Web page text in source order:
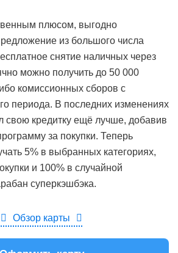
плюсом, выгодно
из большого числа
снятие наличных через
можно получить до 50 000
комиссионных сборов с
периода. В последних изменениях
свою кредитку ещё лучше, добавив
за покупки. Теперь
5% в выбранных категориях,
и 100% в случайной
суперкэшбэка.
Обзор карты